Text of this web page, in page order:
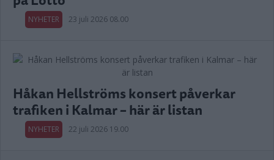
NYHETER 23 juli 2026 08.00
Håkan Hellströms konsert påverkar
trafiken i Kalmar – här är listan
NYHETER 22 juli 2026 19.00